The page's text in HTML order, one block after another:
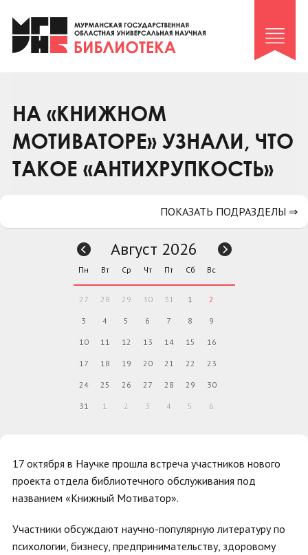
Клуб «Гиря и сельдерей»
Клуб «Семейный архив»
Коллегам
Контакты
НА «КНИЖНОМ
МОТИВАТОРЕ» УЗНАЛИ, ЧТО
ТАКОЕ «АНТИХРУПКОСТЬ»
17 октября в Научке прошла встреча участников нового
проекта отдела библиотечного обслуживания под
названием «Книжный Мотиватор».
Участники обсуждают научно-популярную литературу по
психологии, бизнесу, предпринимательству, здоровому
ПОКАЗАТЬ ПОДРАЗДЕЛЫ ⇒
Август 2026
Пн Вт Ср Чт Пт Сб Вс
27 28 29 30 31 1 2
3 4 5 6 7 8 9
10 11 12 13 14 15 16
17 18 19 20 21 22 23
24 25 26 27 28 29 30
31 1 2 3 4 5 6